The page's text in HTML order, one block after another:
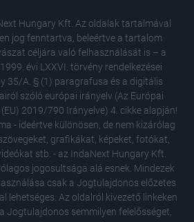
Hungary Kft. Az oldalak tartalmával
jog fenntartva, beleértve a tartalom
céljára való felhasználását is – a
évi LXXVI. törvény rendelkezései
35/A. § (1) paragrafusa és a digitális
szóló európai irányelv (Az Európai
2019/790 Irányelve) 4. cikke alapján!
- ideértve különösen, de nem kizárólag
grafikákat, képeket, fotókat,
stb. - az IndaNext Hungary Kft.
jogosultsága alá esnek. Mindezek
csak a Jogtulajdonos előzetes
lehetséges. Az oldalról kivezető linkeken
Jogtulajdonos semmilyen felelősséget,